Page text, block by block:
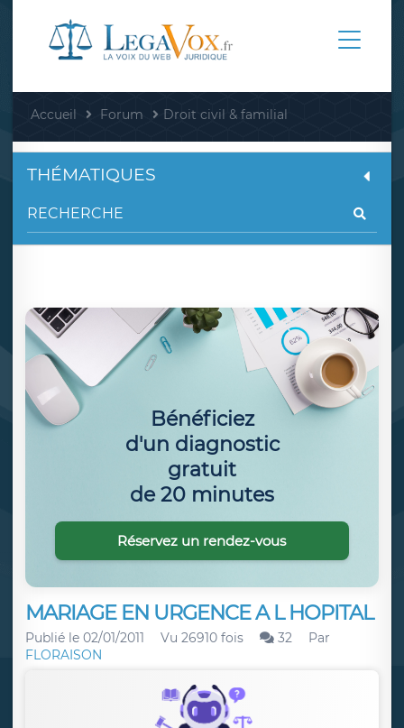
Accueil Forum Droit civil & familial
MARIAGE EN URGENCE A L HOPITAL
Publié le 02/01/2011 Vu 26910 fois 32
Par
FLORAISON
THÉMATIQUES
Bénéficiez
d'un diagnostic
gratuit
de 20 minutes
Réservez un rendez-vous